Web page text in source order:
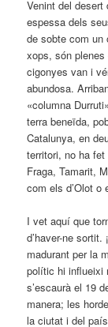
Venint del desert
espessa dels
de sobte com un
xops, són plenes
cigonyes van i
abundosa.
«columna
terra beneïda,
Catalunya, en
territori, no ha
Fraga, Tamarit,
com els d’Olot o
I vet aquí que
d’haver-ne
madurant per la
polític hi influeixi
s’escaurà el 19
manera; les
la ciutat i del